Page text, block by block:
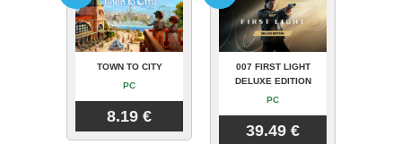
TOWN TO CITY
PC
8.19 €
007 FIRST LIGHT
DELUXE EDITION
PC
39.49 €